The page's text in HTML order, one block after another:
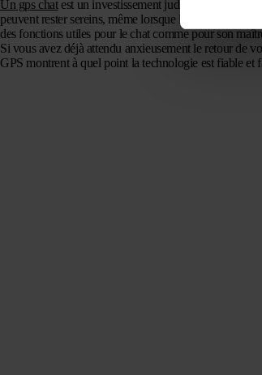
Un gps chatest un investissement judicieux pour
peuvent rester sereins, même lorsque leur compagnon
des fonctions utiles pour le chat comme pour son
Si vous avez déjà attendu anxieusement le retour de
GPS montrent à quel point la technologie est fiable